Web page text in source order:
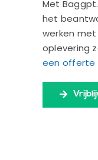
Met
het
werken
oplevering
een offerte